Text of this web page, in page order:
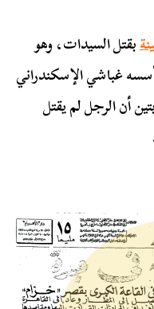
بقتل السيدات، وهو
غباشي الإسكندراني
أن الرجل لم يقتل